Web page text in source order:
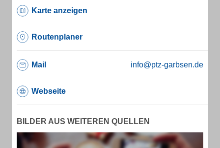
Karte anzeigen
Routenplaner
Mail info@ptz-garbsen.de
Webseite
BILDER AUS WEITEREN QUELLEN